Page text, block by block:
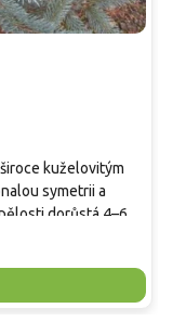
kuželovitým
symetrii a
dorůstá 4–6
povlakem
zelení.
a vysokou